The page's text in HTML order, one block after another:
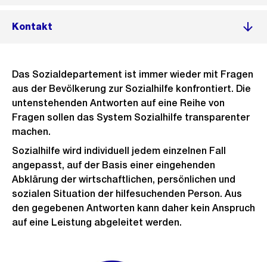
Kontakt
Das Sozialdepartement ist immer wieder mit Fragen
aus der Bevölkerung zur Sozialhilfe konfrontiert. Die
untenstehenden Antworten auf eine Reihe von
Fragen sollen das System Sozialhilfe transparenter
machen.
Sozialhilfe wird individuell jedem einzelnen Fall
angepasst, auf der Basis einer eingehenden
Abklärung der wirtschaftlichen, persönlichen und
sozialen Situation der hilfesuchenden Person. Aus
den gegebenen Antworten kann daher kein Anspruch
auf eine Leistung abgeleitet werden.